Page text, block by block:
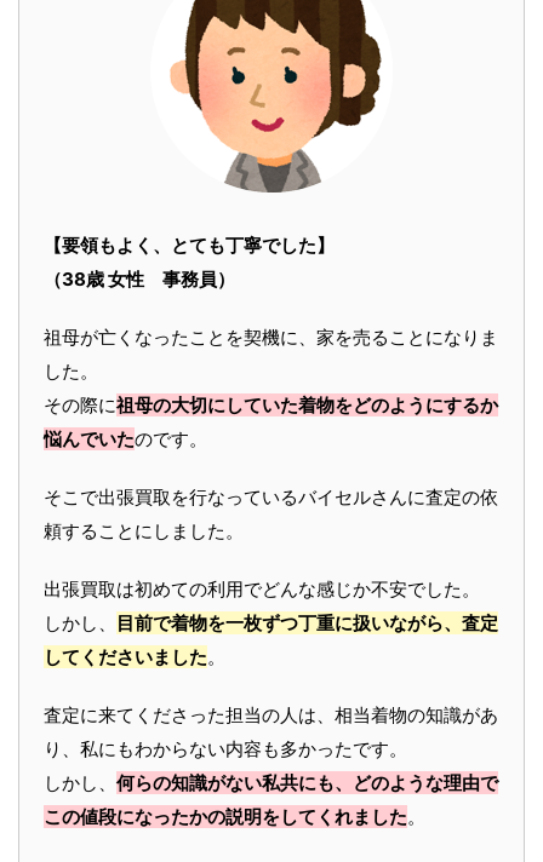
【要領もよく、とても丁寧でした】
（38歳 女性 事務員）
祖母が亡くなったことを契機に、家を売ることになりま
した。
その際に祖母の大切にしていた着物をどのようにするか
悩んでいたのです。
そこで出張買取を行なっているバイセルさんに査定の依
頼することにしました。
出張買取は初めての利用でどんな感じか不安でした。
しかし、
目前で着物を一枚ずつ丁重に扱いながら、査定
してくださいました。
査定に来てくださった担当の人は、相当着物の知識があ
り、私にもわからない内容も多かったです。
しかし、 何らの知識がない私共にも、どのような理由で
この値段になったかの説明をしてくれました。